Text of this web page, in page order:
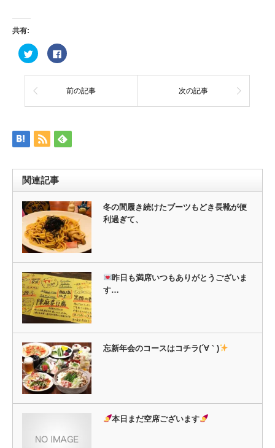
共有:
ク
リ
ク
て
Twitter
共
し
い
ウ
ド
ウ
で
開
ま
す)
Facebook
で
有
る
に
ク
ク
し
て
さ
し
ウ
ィ
ン
ド
ウ
で
開
ま
す)
前の記事 次の記事
関連記事
冬の間履き続けたブーツもどき長靴が便
利過ぎて、
昨日も満席いつもありがとうございま
す…
忘新年会のコースはコチラ(´∀｀)
本日まだ空席ございます